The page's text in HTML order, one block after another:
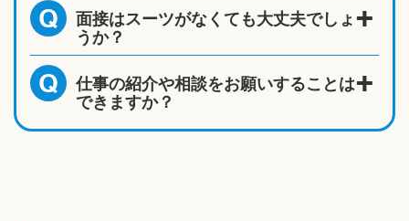
Q 面接はスーツがなくても大丈夫でしょ
うか？
Q 仕事の紹介や相談をお願いすることは
できますか？